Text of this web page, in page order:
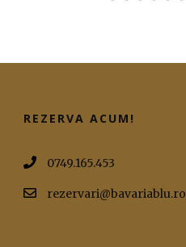
REZERVA ACUM!
0749.165.453
rezervari@bavariablu.ro